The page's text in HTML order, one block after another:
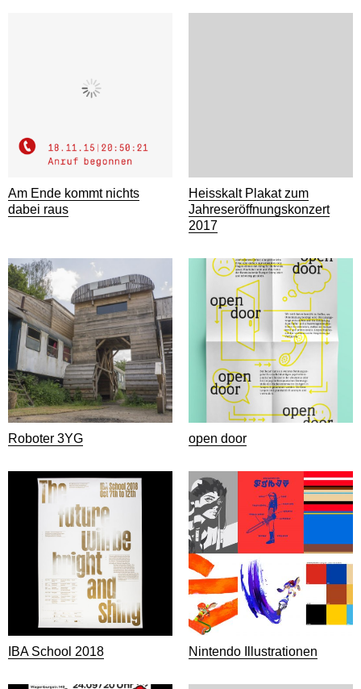
Am Ende kommt nichts
dabei raus
Heisskalt Plakat zum
Jahreseröffnungskonzert
2017
Roboter 3YG open door
IBA School 2018 Nintendo Illustrationen